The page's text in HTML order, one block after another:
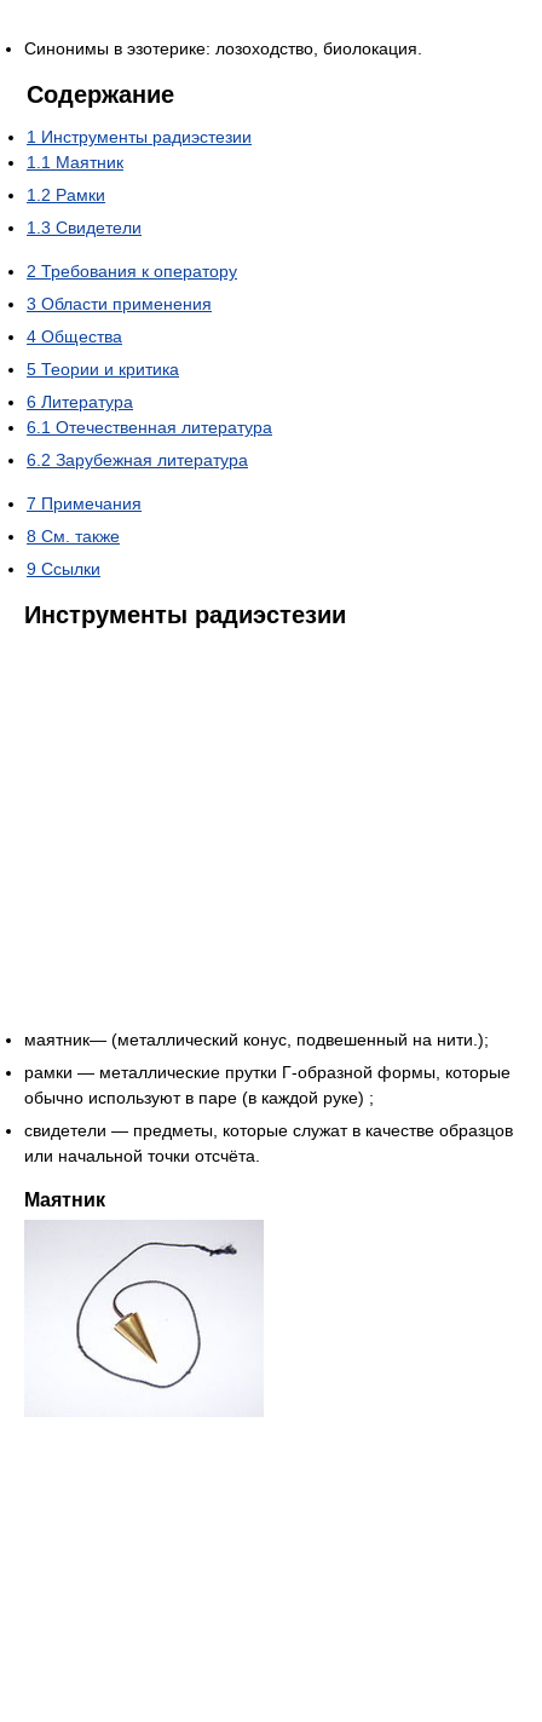
Синонимы в эзотерике: лозоходство, биолокация.
Содержание
1 Инструменты радиэстезии
1.1 Маятник
1.2 Рамки
1.3 Свидетели
2 Требования к оператору
3 Области применения
4 Общества
5 Теории и критика
6 Литература
6.1 Отечественная литература
6.2 Зарубежная литература
7 Примечания
8 См. также
9 Ссылки
Инструменты радиэстезии
маятник— (металлический конус, подвешенный на нити.);
рамки — металлические прутки Г-образной формы, которые
обычно используют в паре (в каждой руке) ;
свидетели — предметы, которые служат в качестве образцов
или начальной точки отсчёта.
Маятник